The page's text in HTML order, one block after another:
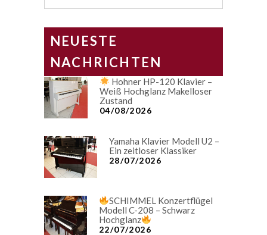
NEUESTE
NACHRICHTEN
Hohner HP-120 Klavier –
Weiß Hochglanz Makelloser
Zustand
04/08/2026
Yamaha Klavier Modell U2 –
Ein zeitloser Klassiker
28/07/2026
SCHIMMEL Konzertflügel
Modell C-208 – Schwarz
Hochglanz
22/07/2026